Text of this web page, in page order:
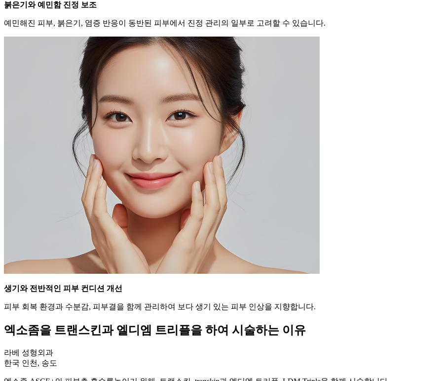
붉은기와 예민함 진정 보조
예민해진 피부, 붉은기, 염증 반응이 동반된 피부에서 진정 관리의 일부로 고려할 수 있습니다.
생기와 전반적인 피부 컨디션 개선
피부 회복 환경과 수분감, 피부결을 함께 관리하여 보다 생기 있는 피부 인상을 지향합니다.
엑소좀을 트랜스킨과 엘디엠 트리플을 하여 시술하는 이유
라베 성형외과
한국 인천, 송도